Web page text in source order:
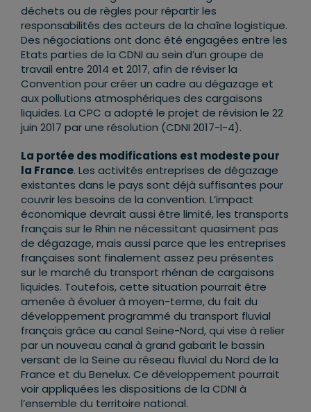
déchets ou de règles pour répartir les
responsabilités des acteurs de la chaîne logistique.
Des négociations ont donc été engagées entre les
Etats parties de la CDNI au sein d’un groupe de
travail entre 2014 et 2017, afin de réviser la
Convention pour créer un cadre au dégazage et
aux pollutions atmosphériques des cargaisons
liquides. La CPC a adopté le projet de révision le 22
juin 2017 par une résolution (CDNI 2017-I-4).
La portée des modifications est modeste pour
la France. Les activités entreprises de dégazage
existantes dans le pays sont déjà suffisantes pour
couvrir les besoins de la convention. L’impact
économique devrait aussi être limité, les transports
français sur le Rhin ne nécessitant quasiment pas
de dégazage, mais aussi parce que les entreprises
françaises sont finalement assez peu présentes
sur le marché du transport rhénan de cargaisons
liquides. Toutefois, cette situation pourrait être
amenée à évoluer à moyen-terme, du fait du
développement programmé du transport fluvial
français grâce au canal Seine-Nord, qui vise à relier
par un nouveau canal à grand gabarit le bassin
versant de la Seine au réseau fluvial du Nord de la
France et du Benelux. Ce développement pourrait
voir appliquées les dispositions de la CDNI à
l’ensemble du territoire national.